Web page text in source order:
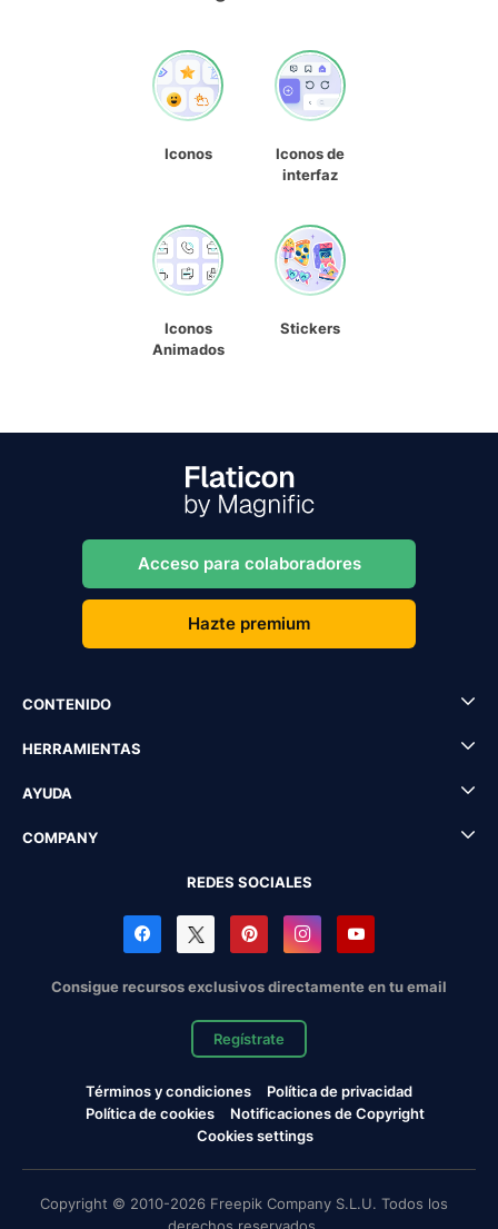
Iconos
Iconos de
interfaz
Iconos
Animados
Stickers
Acceso para colaboradores
Hazte premium
CONTENIDO
HERRAMIENTAS
AYUDA
COMPANY
REDES SOCIALES
Consigue recursos exclusivos directamente en tu email
Regístrate
Términos y condiciones
Política de privacidad
Política de cookies
Notificaciones de Copyright
Cookies settings
Copyright © 2010-2026 Freepik Company S.L.U. Todos los